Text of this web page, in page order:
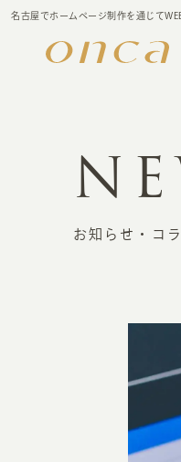
名古屋でホームページ制作を通じて
お知らせ・コ